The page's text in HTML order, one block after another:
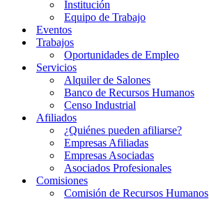
Institución
Equipo de Trabajo
Eventos
Trabajos
Oportunidades de Empleo
Servicios
Alquiler de Salones
Banco de Recursos Humanos
Censo Industrial
Afiliados
¿Quiénes pueden afiliarse?
Empresas Afiliadas
Empresas Asociadas
Asociados Profesionales
Comisiones
Comisión de Recursos Humanos